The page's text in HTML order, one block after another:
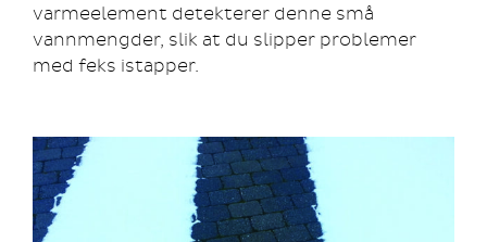
varmeelement detekterer denne små
vannmengder, slik at du slipper problemer
med feks istapper.